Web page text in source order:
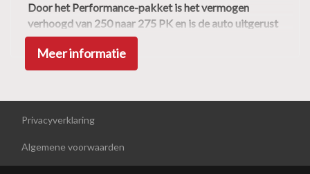
Parkeersensor voor
Sportvelgen
Interieur
Achterbank in delen neerklapbaar
Armsteun achter
Bestuurdersstoel in hoogte verstelbaar
Electronic climate control
Door het Performance-pakket is het vermogen
verhoogd van 250 naar 275 PK en is de auto uitgerust
met het Hyundai "N Corner Carving Differential"
(eLSD) voor optimaal bochtenwerk, sportuitlaat (met
regelbare klep), remmen-upgrade en 19-inch velgen!
matching, sportuitlaat en limited slip differential
maken in combinatie met de handmatige
beste!) hot hatches van de laatste jaren!
Meer informatie
Privacyverklaring
Algemene voorwaarden